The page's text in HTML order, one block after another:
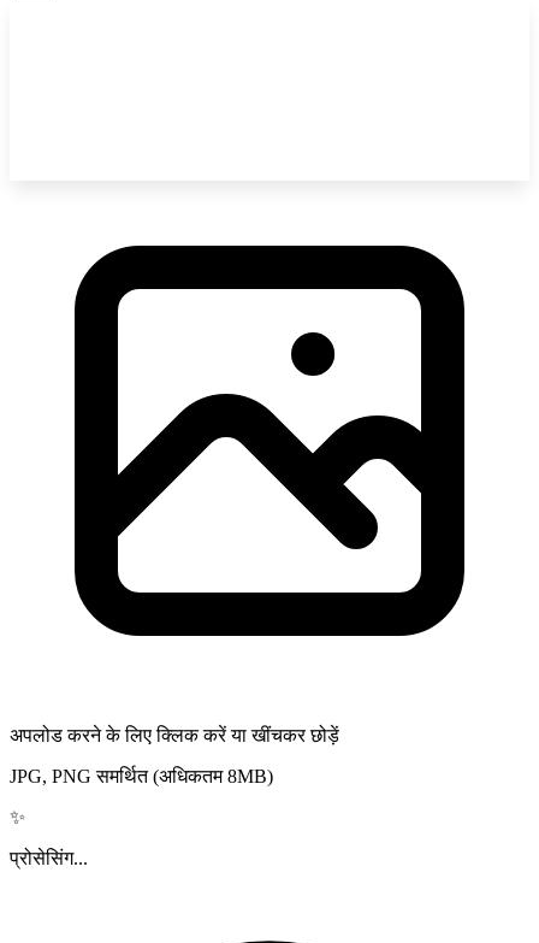
अपलोड करने के लिए क्लिक करें या खींचकर छोड़ें
JPG, PNG समर्थित (अधिकतम 8MB)
✨
प्रोसेसिंग...